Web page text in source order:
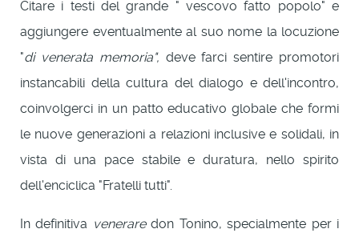
Citare i testi del grande " vescovo fatto popolo" e
aggiungere eventualmente al suo nome la locuzione
"di venerata memoria", deve farci sentire promotori
instancabili della cultura del dialogo e dell'incontro,
coinvolgerci in un patto educativo globale che formi
le nuove generazioni a relazioni inclusive e solidali, in
vista di una pace stabile e duratura, nello spirito
dell'enciclica "Fratelli tutti".
In definitiva veneraredon Tonino, specialmente per i